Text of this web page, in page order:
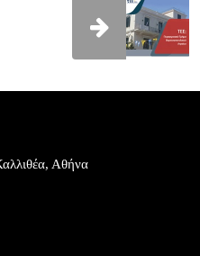
Αθήνα